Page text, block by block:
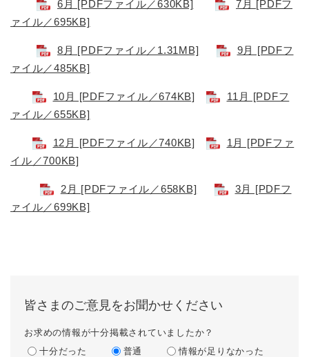
6月 [PDFファイル／630KB]
7月 [PDFフ
ァイル／695KB]
8月 [PDFファイル／1.31MB]
9月 [PDFフ
ァイル／485KB]
10月 [PDFファイル／674KB]
11月 [PDFフ
ァイル／655KB]
12月 [PDFファイル／740KB]
1月 [PDFファ
イル／700KB]
2月 [PDFファイル／658KB]
3月 [PDFフ
ァイル／699KB]
皆さまのご意見をお聞かせください
お求めの情報が十分掲載されていましたか？
十分だった
普通 情報が足りなかった